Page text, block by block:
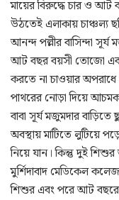
মায়ের বিরুদ্ধে চার ও
উঠতেই এলাকায় চাঞ্চল্য
আনন্দ পল্লীর বাসিন্দা সূর্য
আট বছর বয়সী তোজো এবং
করতে না চাওয়ার
পাথরের নোড়া দিয়ে
বাবা সূর্য মজুমদার
অবস্থায় মাটিতে লুটিয়ে
নিয়ে যান। কিন্তু দুই
মুর্শিদাবাদ মেডিকেল
শিশুর এবং পরে আট